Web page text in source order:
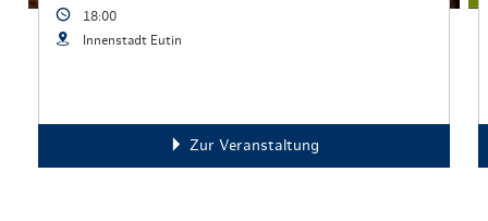
18:00
Innenstadt Eutin
Zur Veranstaltung